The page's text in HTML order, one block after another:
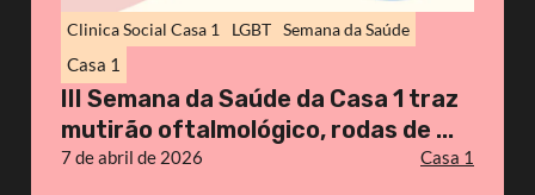
Clinica Social Casa 1 LGBT Semana da Saúde
Casa 1
III Semana da Saúde da Casa 1 traz
mutirão oftalmológico, rodas de ...
7 de abril de 2026 Casa 1